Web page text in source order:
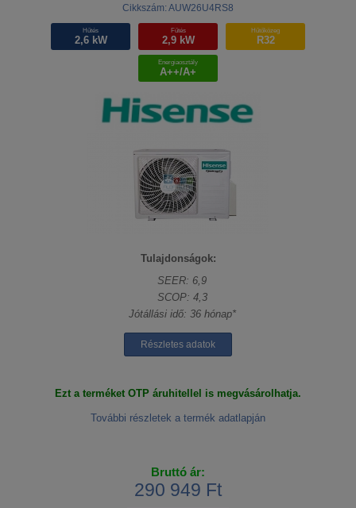
Cikkszám: AUW26U4RS8
Hűtés
2,6 kW
Fűtés
2,9 kW
Hűtőközeg
R32
Energiaosztály
A++/A+
Tulajdonságok:
SEER: 6,9
SCOP: 4,3
Jótállási idő: 36 hónap*
Részletes adatok
Ezt a terméket OTP áruhitellel is megvásárolhatja.
További részletek a termék adatlapján
Bruttó ár:
290 949 Ft